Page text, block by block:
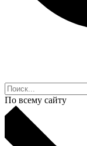
По всему сайту